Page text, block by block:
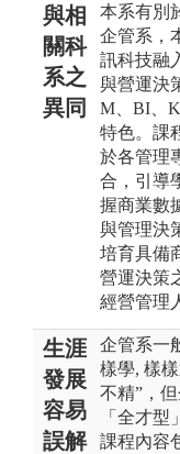
與相
關科
系之
異同
本系有別
企管系，
訊科技融
與營運決
M、BI、
特色。課
於各管理
合，引導
握商業數
與管理決
培育具備
營運決策
經營管理
生涯
發展
容易
誤解
企管系一
樣學, 樣
不精”，
「全才型
課程內容